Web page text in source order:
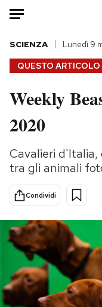
HOME
Italia
Politica
Tecnologia
Internet
Scienza
Cultura
Economia
Sport
PODCAST
QUESTO ARTICOLO
SCIENZA Lunedì 9
Weekly
2020
Cavalieri
tra gli animali
Condividi